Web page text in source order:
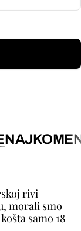
rivi
morali smo
samo 18